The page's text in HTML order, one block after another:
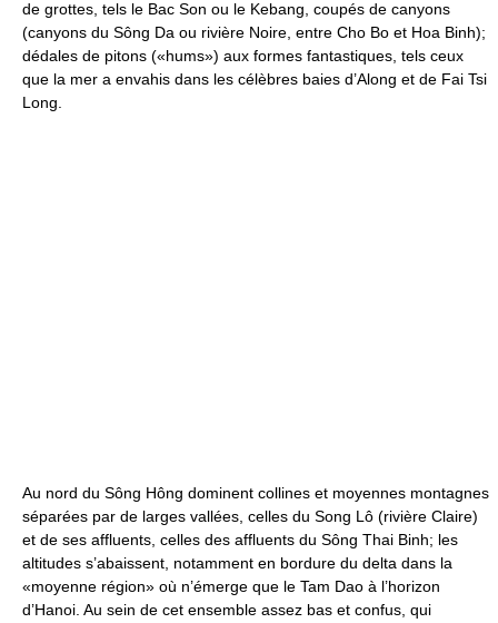
de grottes, tels le Bac Son ou le Kebang, coupés de canyons
(canyons du Sông Da ou rivière Noire, entre Cho Bo et Hoa Binh);
dédales de pitons («hums») aux formes fantastiques, tels ceux
que la mer a envahis dans les célèbres baies d’Along et de Fai Tsi
Long.
Au nord du Sông Hông dominent collines et moyennes montagnes
séparées par de larges vallées, celles du Song Lô (rivière Claire)
et de ses affluents, celles des affluents du Sông Thai Binh; les
altitudes s’abaissent, notamment en bordure du delta dans la
«moyenne région» où n’émerge que le Tam Dao à l’horizon
d’Hanoi. Au sein de cet ensemble assez bas et confus, qui